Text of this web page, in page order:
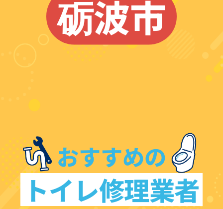
砺波市
おすすめの
トイレ修理業者